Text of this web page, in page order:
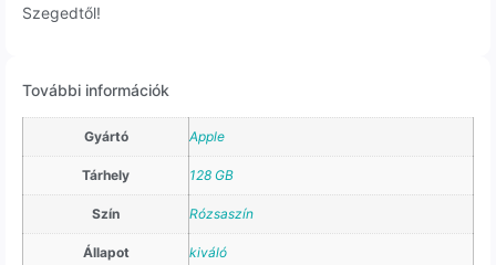
Szegedtől!
További információk
Gyártó Apple
Tárhely 128 GB
Szín Rózsaszín
Állapot kiváló